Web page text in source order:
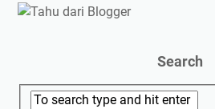
Search